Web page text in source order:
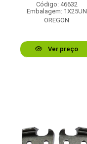
Código: 46632
Embalagem: 1X25UN
OREGON
Ver preço